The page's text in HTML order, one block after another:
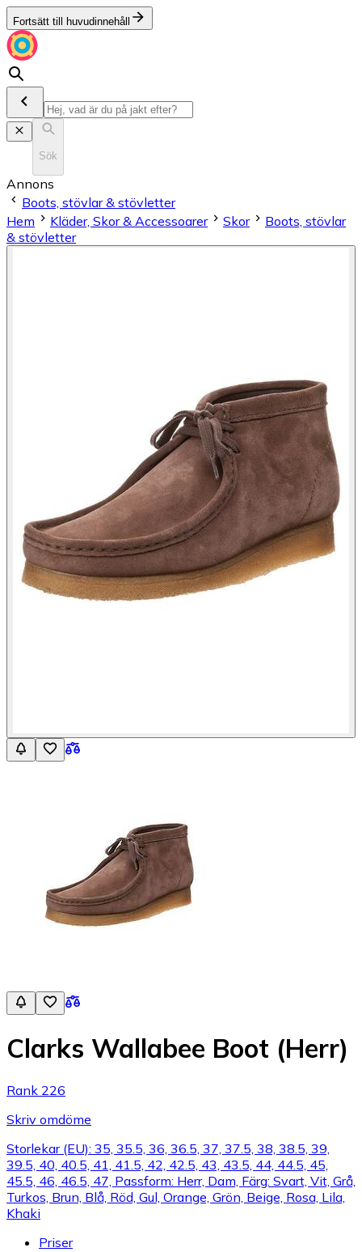
Fortsätt till huvudinnehåll
Sök
Annons
Boots, stövlar & stövletter
Hem
Kläder, Skor & Accessoarer Skor
Boots, stövlar
& stövletter
Clarks Wallabee Boot (Herr)
Rank 226
Skriv omdöme
Storlekar (EU): 35, 35.5, 36, 36.5, 37, 37.5, 38, 38.5, 39,
39.5, 40, 40.5, 41, 41.5, 42, 42.5, 43, 43.5, 44, 44.5, 45,
45.5, 46, 46.5, 47, Passform: Herr, Dam, Färg: Svart, Vit, Grå,
Turkos, Brun, Blå, Röd, Gul, Orange, Grön, Beige, Rosa, Lila,
Khaki
Priser